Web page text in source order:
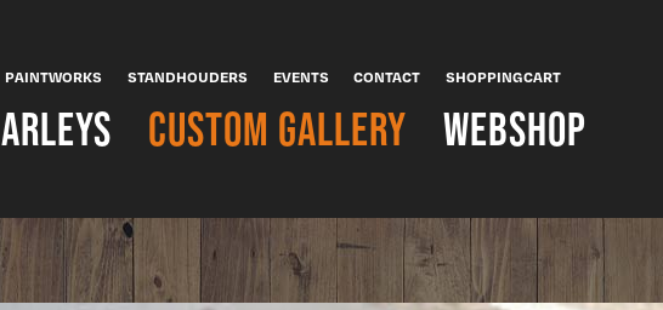
CUSTOM GALLERY WEBSHOP
PAINTWORKS STANDHOUDERS EVENTS CONTACT SHOPPINGCART